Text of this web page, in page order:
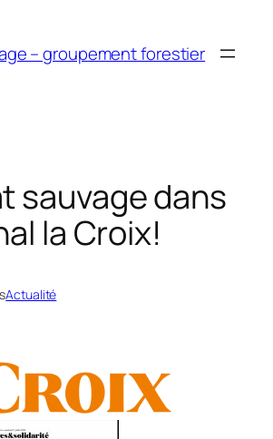
– groupement forestier
sauvage dans
la Croix!
Actualité